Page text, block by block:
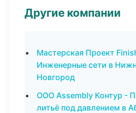
Другие компании
Мастерская Проект
Инженерные сети в
Новгород
ООО Assembly Контур -
литьё под давлением в